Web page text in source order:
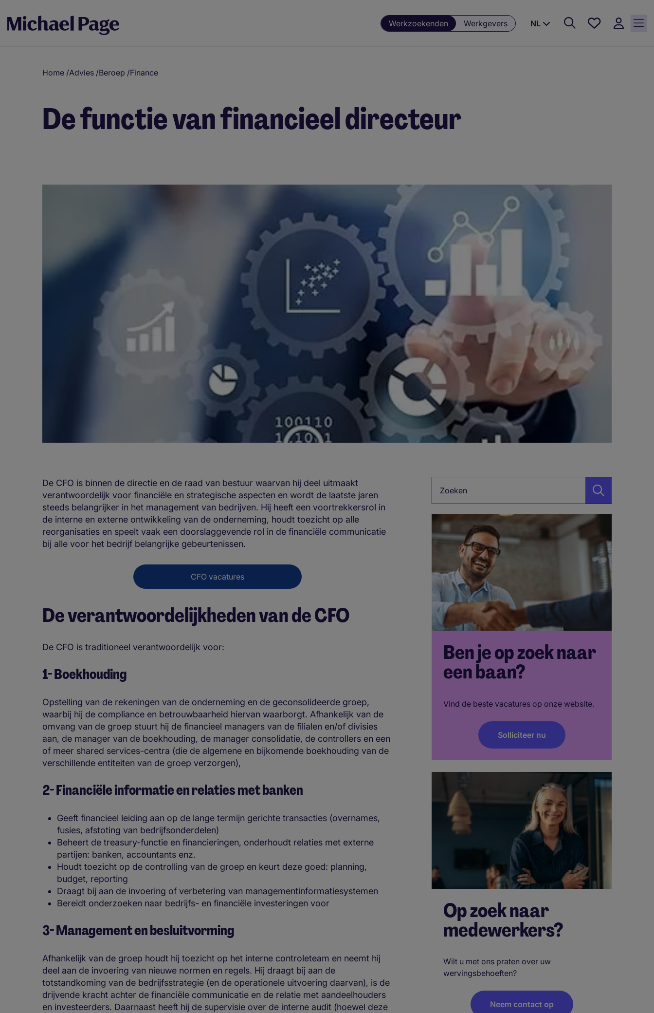
Werkzoekenden Werkgevers NL
Favorieten,
Home /Advies /Beroep /Finance
De functie van financieel directeur
De CFO is binnen de directie en de raad van bestuur waarvan hij deel uitmaakt
verantwoordelijk voor financiële en strategische aspecten en wordt de laatste jaren
steeds belangrijker in het management van bedrijven. Hij heeft een voortrekkersrol in
de interne en externe ontwikkeling van de onderneming, houdt toezicht op alle
reorganisaties en speelt vaak een doorslaggevende rol in de financiële communicatie
bij alle voor het bedrijf belangrijke gebeurtenissen.
CFO vacatures
De verantwoordelijkheden van de CFO
De CFO is traditioneel verantwoordelijk voor:
1- Boekhouding
Opstelling van de rekeningen van de onderneming en de geconsolideerde groep,
waarbij hij de compliance en betrouwbaarheid hiervan waarborgt. Afhankelijk van de
omvang van de groep stuurt hij de financieel managers van de filialen en/of divisies
aan, de manager van de boekhouding, de manager consolidatie, de controllers en een
of meer shared services-centra (die de algemene en bijkomende boekhouding van de
verschillende entiteiten van de groep verzorgen),
2- Financiële informatie en relaties met banken
Geeft financieel leiding aan op de lange termijn gerichte transacties (overnames,
fusies, afstoting van bedrijfsonderdelen)
Beheert de treasury-functie en financieringen, onderhoudt relaties met externe
partijen: banken, accountants enz.
Houdt toezicht op de controlling van de groep en keurt deze goed: planning,
budget, reporting
Draagt bij aan de invoering of verbetering van managementinformatiesystemen
Bereidt onderzoeken naar bedrijfs- en financiële investeringen voor
3- Management en besluitvorming
Afhankelijk van de groep houdt hij toezicht op het interne controleteam en neemt hij
deel aan de invoering van nieuwe normen en regels. Hij draagt bij aan de
totstandkoming van de bedrijfsstrategie (en de operationele uitvoering daarvan), is de
drijvende kracht achter de financiële communicatie en de relatie met aandeelhouders
en investeerders. Daarnaast heeft hij de supervisie over de interne audit (hoewel deze
Ben je op zoek naar
een baan?
Vind de beste vacatures op onze website.
Solliciteer nu
Op zoek naar
medewerkers?
Wilt u met ons praten over uw
wervingsbehoeften?
Neem contact op